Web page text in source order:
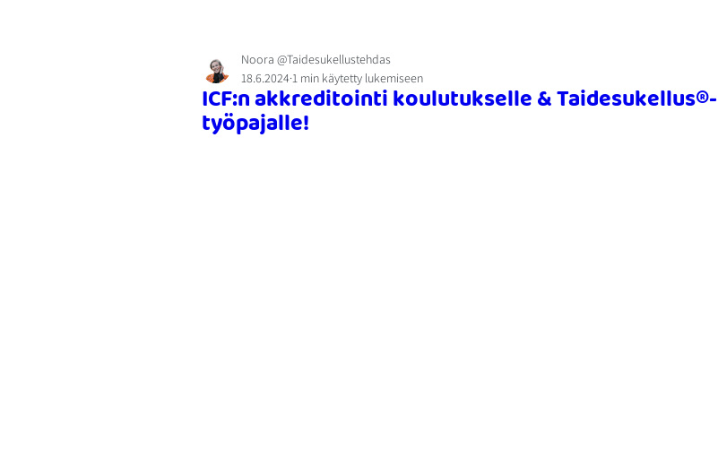
ICF:n akkreditointi koulutukselle & Taidesukellus®-
työpajalle!
Noora @Taidesukellustehdas
18.6.20241 min käytetty lukemiseen